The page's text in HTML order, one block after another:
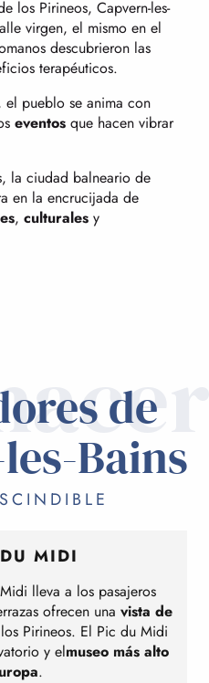
los Pirineos, Capvern-les-
virgen, el mismo en el
descubrieron las
terapéuticos.
el pueblo se anima con
eventos que hacen vibrar
la ciudad balneario de
en la encrucijada de
, culturales y
de
Bains
MIDI
lleva a los pasajeros
ofrecen una vista de
Pirineos. El Pic du Midi
y elmuseo más alto
.